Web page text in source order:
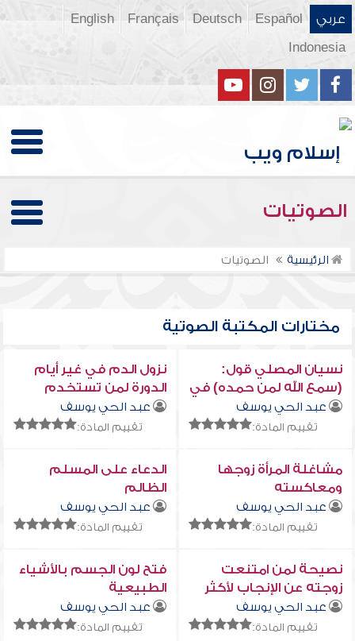
عربي Español
Deutsch
Français
English
Indonesia
الصوتيات
الرئيسية الصوتيات
مختارات المكتبة الصوتية
نسيان المصلي قول:
(سمع الله لمن حمده) في
الصلاةعبد الحي يوسف
تقييم المادة:
نزول الدم في غير أيام
الدورة لمن تستخدم
اللولبعبد الحي يوسف
تقييم المادة:
مشاغلة المرأة زوجها
ومعاكسته
عبد الحي يوسف
تقييم المادة:
الدعاء على المسلم
الظالم
عبد الحي يوسف
تقييم المادة:
نصيحة لمن امتنعت
زوجته عن الإنجاب لأكثر
من عشر سنين
عبد الحي يوسف
تقييم المادة:
فتح لون الجسم بالأشياء
الطبيعية
عبد الحي يوسف
تقييم المادة: